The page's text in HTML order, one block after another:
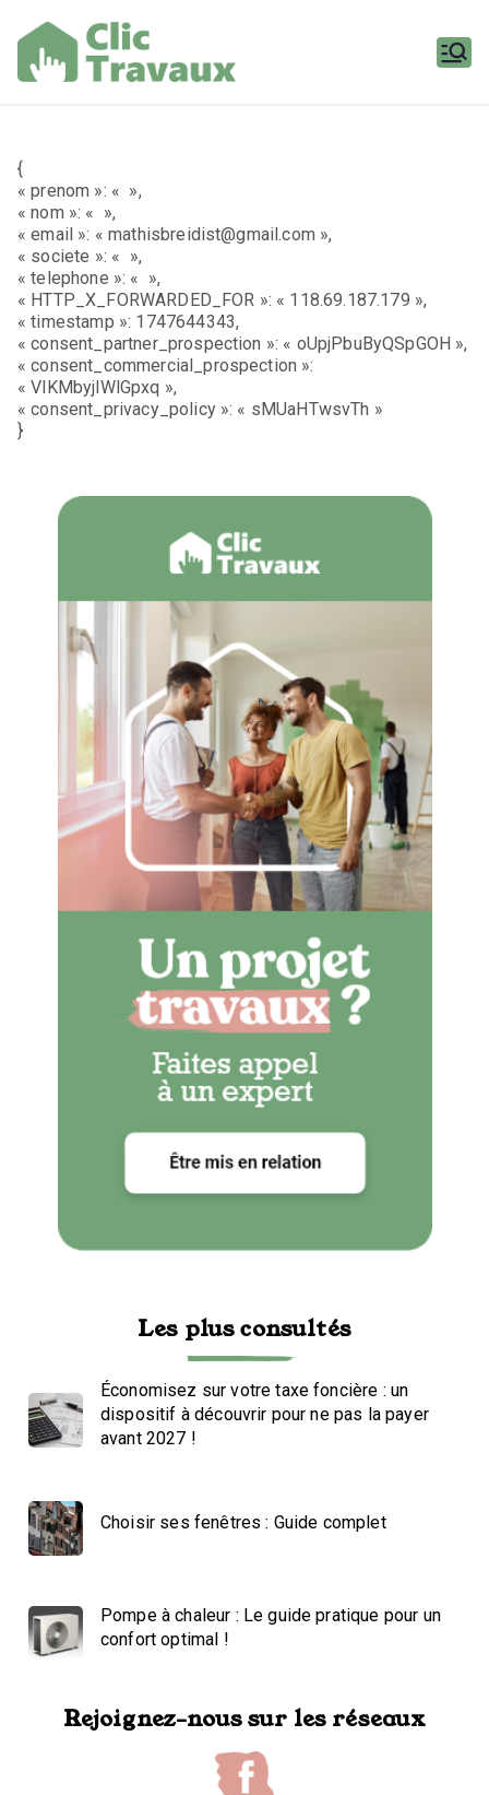
contenu
{
« prenom »: « »,
« nom »: « »,
« email »: « mathisbreidist@gmail.com »,
« societe »: « »,
« telephone »: « »,
« HTTP_X_FORWARDED_FOR »: « 118.69.187.179 »,
« timestamp »: 1747644343,
« consent_partner_prospection »: « oUpjPbuByQSpGOH »,
« consent_commercial_prospection »:
« VlKMbyjlWlGpxq »,
« consent_privacy_policy »: « sMUaHTwsvTh »
}
Les plus consultés
Économisez sur votre taxe foncière : un
dispositif à découvrir pour ne pas la payer
avant 2027 !
Choisir ses fenêtres : Guide complet
Pompe à chaleur : Le guide pratique pour un
confort optimal !
Rejoignez-nous sur les réseaux